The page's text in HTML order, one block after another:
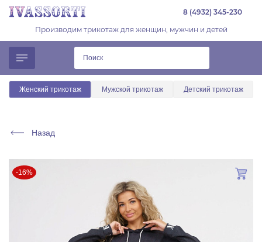
8 (4932) 345-230
Производим трикотаж для женщин, мужчин и детей
Женский трикотаж Мужской трикотаж Детский трикотаж
Назад
-16%